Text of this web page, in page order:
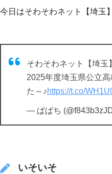
今日はそわそわネット【埼玉
そわそわネット【埼玉】
2025年度埼玉県公立
た～♪https://t.co/
— ぱぱち
いそいそ